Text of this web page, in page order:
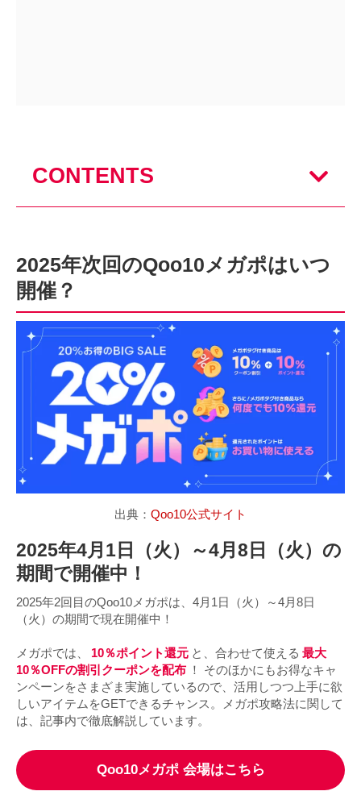
CONTENTS
2025年次回のQoo10メガポはいつ
開催？
出典： Qoo10公式サイト
2025年4月1日（火）～4月8日（火）の
期間で開催中！
2025年2回目のQoo10メガポは、4月1日（火）～4月8日
（火）の期間で現在開催中！
メガポでは、 10％ポイント還元 と、合わせて使える 最大
10％OFFの割引クーポンを配布 ！ そのほかにもお得なキャ
ンペーンをさまざま実施しているので、活用しつつ上手に欲
しいアイテムをGETできるチャンス。メガポ攻略法に関して
は、記事内で徹底解説しています。
Qoo10メガポ 会場はこちら